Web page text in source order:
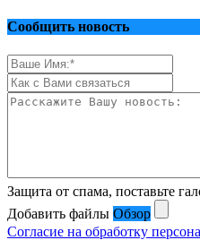
Сообщить новость
Защита от спама, поставьте
Добавить файлы Обзор
Согласие на обработку